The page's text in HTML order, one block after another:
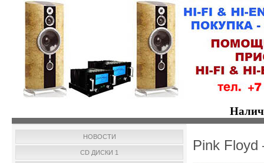
НОВОСТИ
CD ДИСКИ 1 Pink Floyd